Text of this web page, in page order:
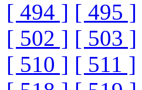
[ 494 ] [ 495 ]
[ 502 ] [ 503 ]
[ 510 ] [ 511 ]